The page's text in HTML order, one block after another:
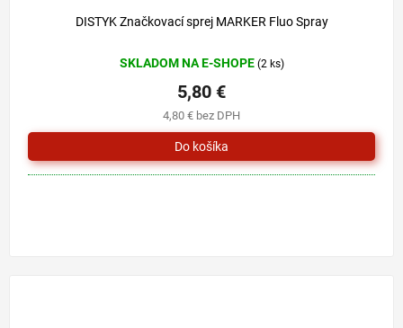
DISTYK Značkovací sprej MARKER Fluo Spray
SKLADOM NA E-SHOPE (2 ks)
4,80 € bez DPH
5,80 €